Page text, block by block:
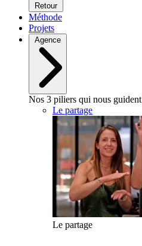
Retour
Méthode
Projets
Agence
Nos 3 piliers qui nous guident
Le partage
Le partage